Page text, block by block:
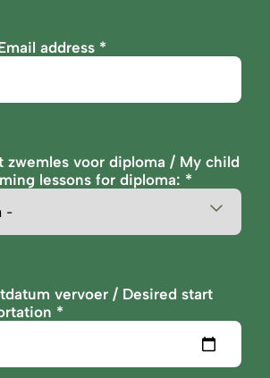
address
zwemles voor diploma / My child
lessons for diploma:
vervoer / Desired start